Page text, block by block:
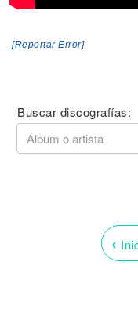
[Reportar Error]
Buscar discografías:
‹